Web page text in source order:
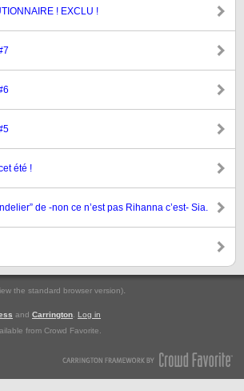
! EXCLU !
été !
de -non ce n’est pas Rihanna c’est- Sia.
the standard browser version).
and Carrington
Log in
from Crowd Favorite.